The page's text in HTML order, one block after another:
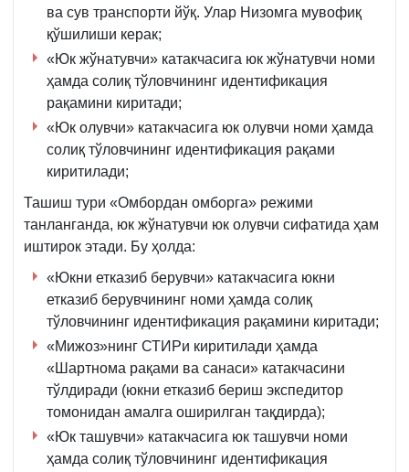
ва сув транспорти йўқ. Улар Низомга мувофиқ
қўшилиши керак;
«Юк жўнатувчи» катакчасига юк жўнатувчи номи
ҳамда солиқ тўловчининг идентификация
рақамини киритади;
«Юк олувчи» катакчасига юк олувчи номи ҳамда
солиқ тўловчининг идентификация рақами
киритилади;
Ташиш тури «Омбордан омборга» режими
танланганда, юк жўнатувчи юк олувчи сифатида ҳам
иштирок этади. Бу ҳолда:
«Юкни етказиб берувчи» катакчасига юкни
етказиб берувчининг номи ҳамда солиқ
тўловчининг идентификация рақамини киритади;
«Мижоз»нинг СТИРи киритилади ҳамда
«Шартнома рақами ва санаси» катакчасини
тўлдиради (юкни етказиб бериш экспедитор
томонидан амалга оширилган тақдирда);
«Юк ташувчи» катакчасига юк ташувчи номи
ҳамда солиқ тўловчининг идентификация